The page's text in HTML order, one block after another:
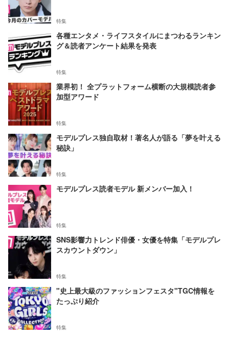
特集
各種エンタメ・ライフスタイルにまつわるランキン
グ＆読者アンケート結果を発表
特集
業界初！ 全プラットフォーム横断の大規模読者参
加型アワード
特集
モデルプレス独自取材！著名人が語る「夢を叶える
秘訣」
特集
モデルプレス読者モデル 新メンバー加入！
特集
SNS影響力トレンド俳優・女優を特集「モデルプレ
スカウントダウン」
特集
"史上最大級のファッションフェスタ"TGC情報を
たっぷり紹介
特集